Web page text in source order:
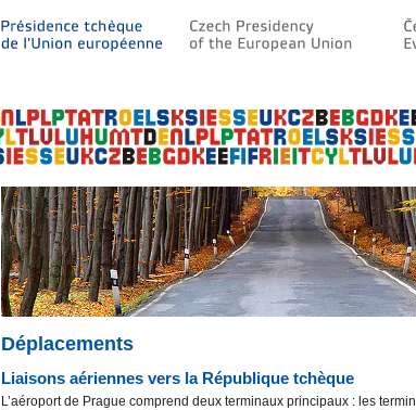
Déplacements
Liaisons aériennes vers la République tchèque
L’aéroport de Prague comprend deux terminaux principaux : les